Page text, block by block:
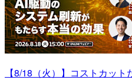
【8/18（火）】コストカッ